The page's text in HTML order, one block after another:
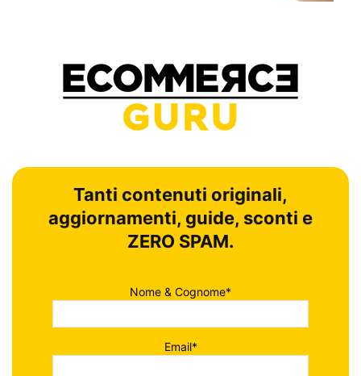
Tanti contenuti originali,
aggiornamenti, guide, sconti e
ZERO SPAM.
Nome & Cognome*
Email*